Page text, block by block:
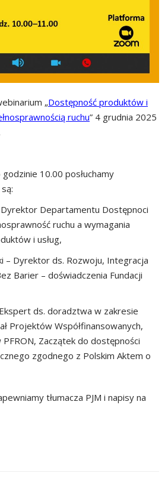
„Dostępność produktów i
ruchu” 4 grudnia 2025
10.00 posłuchamy
Departamentu Dostępnoci
ruchu a wymagania
i usług,
– Dyrektor ds. Rozwoju, Integracja
Barier – doświadczenia Fundacji
ds. doradztwa w zakresie
Projektów Współfinansowanych,
Zaczątek do dostępności
zgodnego z Polskim Aktem o
tłumacza PJM i napisy na